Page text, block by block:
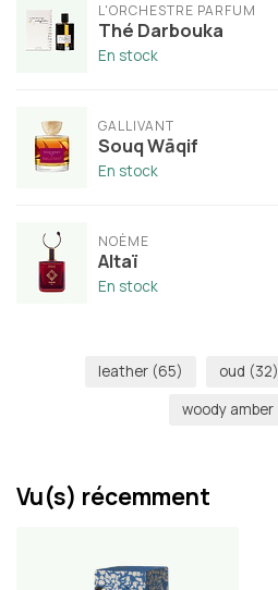
L'ORCHESTRE PARFUM
Thé Darbouka
En stock
GALLIVANT
Souq Wāqif
En stock
NOÈME
Altaï
En stock
leather (65) oud (32)
woody amber
Vu(s) récemment